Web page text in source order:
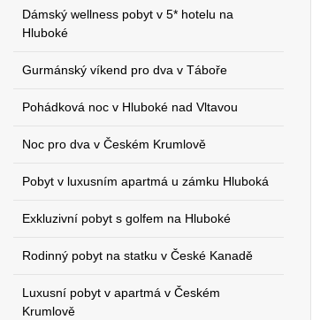
Dámský wellness pobyt v 5* hotelu na
Hluboké
Gurmánský víkend pro dva v Táboře
Pohádková noc v Hluboké nad Vltavou
Noc pro dva v Českém Krumlově
Pobyt v luxusním apartmá u zámku Hluboká
Exkluzivní pobyt s golfem na Hluboké
Rodinný pobyt na statku v České Kanadě
Luxusní pobyt v apartmá v Českém
Krumlově